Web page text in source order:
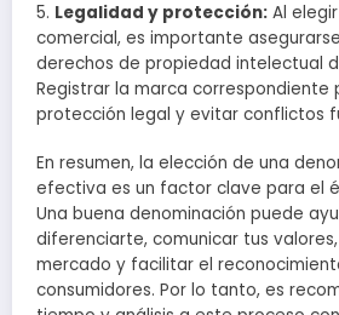
5. Legalidad y protección: Al
comercial, es importante
derechos de propiedad intelectual
Registrar la marca correspondiente
protección legal y evitar conflictos
En resumen, la elección de una
efectiva es un factor clave para el
Una buena denominación puede
diferenciarte, comunicar tus
mercado y facilitar el
consumidores. Por lo tanto, es